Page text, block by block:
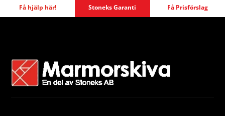
Få hjälp här! Stoneks Garanti Få Prisförslag